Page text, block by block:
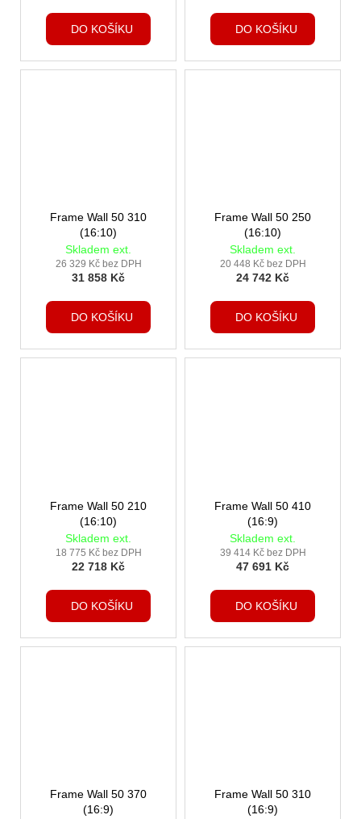
DO KOŠÍKU DO KOŠÍKU
Frame Wall 50 310
(16:10)
Skladem ext.
26 329 Kč bez DPH
31 858 Kč
DO KOŠÍKU
Frame Wall 50 250
(16:10)
Skladem ext.
20 448 Kč bez DPH
24 742 Kč
DO KOŠÍKU
Frame Wall 50 210
(16:10)
Skladem ext.
18 775 Kč bez DPH
22 718 Kč
DO KOŠÍKU
Frame Wall 50 410
(16:9)
Skladem ext.
39 414 Kč bez DPH
47 691 Kč
DO KOŠÍKU
Frame Wall 50 370
(16:9)
Frame Wall 50 310
(16:9)